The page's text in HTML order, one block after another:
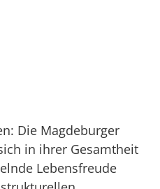
Die Magdeburger
in ihrer Gesamtheit
Lebensfreude